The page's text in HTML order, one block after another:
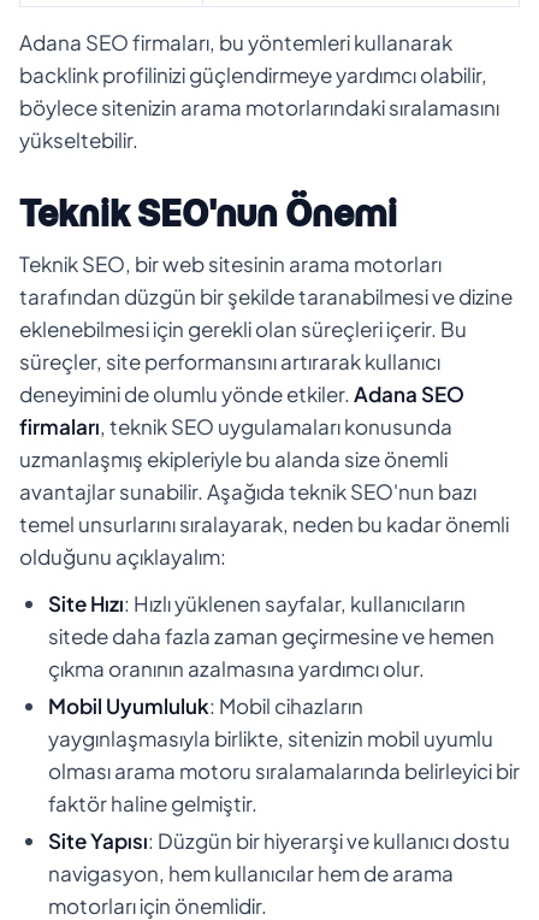
Adana SEO firmaları, bu yöntemleri kullanarak
backlink profilinizi güçlendirmeye yardımcı olabilir,
böylece sitenizin arama motorlarındaki sıralamasını
yükseltebilir.
Teknik SEO'nun Önemi
Teknik SEO, bir web sitesinin arama motorları
tarafından düzgün bir şekilde taranabilmesi ve dizine
eklenebilmesi için gerekli olan süreçleri içerir. Bu
süreçler, site performansını artırarak kullanıcı
deneyimini de olumlu yönde etkiler. Adana SEO
firmaları, teknik SEO uygulamaları konusunda
uzmanlaşmış ekipleriyle bu alanda size önemli
avantajlar sunabilir. Aşağıda teknik SEO'nun bazı
temel unsurlarını sıralayarak, neden bu kadar önemli
olduğunu açıklayalım:
Site Hızı: Hızlı yüklenen sayfalar, kullanıcıların
sitede daha fazla zaman geçirmesine ve hemen
çıkma oranının azalmasına yardımcı olur.
Mobil Uyumluluk: Mobil cihazların
yaygınlaşmasıyla birlikte, sitenizin mobil uyumlu
olması arama motoru sıralamalarında belirleyici bir
faktör haline gelmiştir.
Site Yapısı: Düzgün bir hiyerarşi ve kullanıcı dostu
navigasyon, hem kullanıcılar hem de arama
motorları için önemlidir.